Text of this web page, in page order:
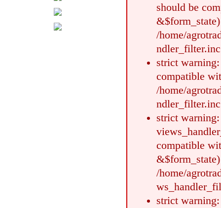
should be
/home/
strict
compatible
/home/
strict
compatible
/home/
strict